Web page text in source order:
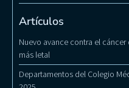
Artículos
Nuevo avance contra el
más letal
Departamentos del Colegio